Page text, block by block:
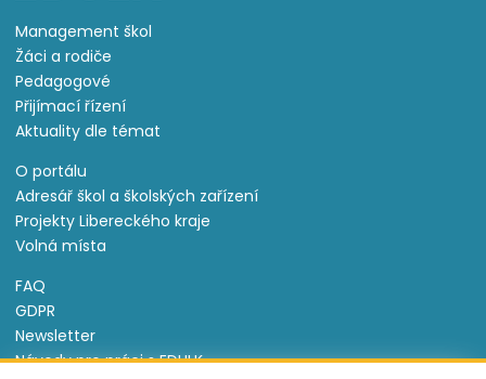
Management škol
Žáci a rodiče
Pedagogové
Přijímací řízení
Aktuality dle témat
O portálu
Adresář škol a školských zařízení
Projekty Libereckého kraje
Volná místa
FAQ
GDPR
Newsletter
Návody pro práci s EDULK